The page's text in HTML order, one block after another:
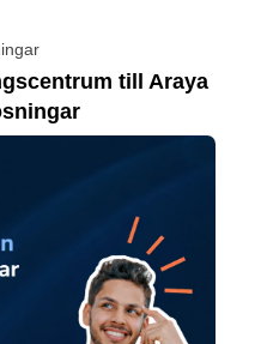
till Araya